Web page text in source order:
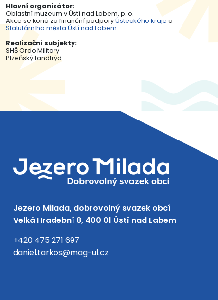
Hlavní organizátor:
Oblastní muzeum v Ústí nad Labem, p. o.
Akce se koná za finanční podporyÚsteckého kraje a
Statutárního města Ústí nad Labem.
Realizační subjekty:
SHŠ Ordo Military
Plzeňský Landfrýd
Jezero Milada, dobrovolný svazek obcí
Velká Hradební 8, 400 01 Ústí nad Labem
+420 475 271 697
daniel.tarkos@mag-ul.cz